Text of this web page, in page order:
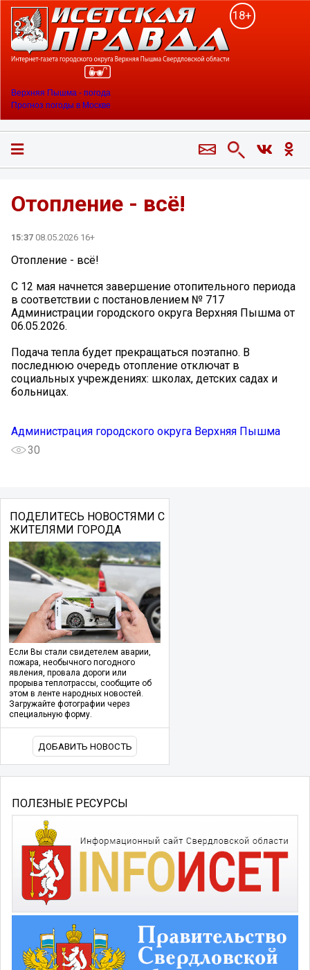
18+
Верхняя Пышма - погода
Прогноз погоды в Москве
Отопление - всё!
15:37 08.05.2026 16+
Отопление - всё!
С 12 мая начнется завершение отопительного периода
в соответствии с постановлением № 717
Администрации городского округа Верхняя Пышма от
06.05.2026.
Подача тепла будет прекращаться поэтапно. В
последнюю очередь отопление отключат в
социальных учреждениях: школах, детских садах и
больницах.
Администрация городского округа Верхняя Пышма
30
ПОДЕЛИТЕСЬ НОВОСТЯМИ С
ЖИТЕЛЯМИ ГОРОДА
Если Вы стали свидетелем аварии,
пожара, необычного погодного
явления, провала дороги или
прорыва теплотрассы, сообщите об
этом в ленте народных новостей.
Загружайте фотографии через
специальную форму.
ДОБАВИТЬ НОВОСТЬ
ПОЛЕЗНЫЕ РЕСУРСЫ